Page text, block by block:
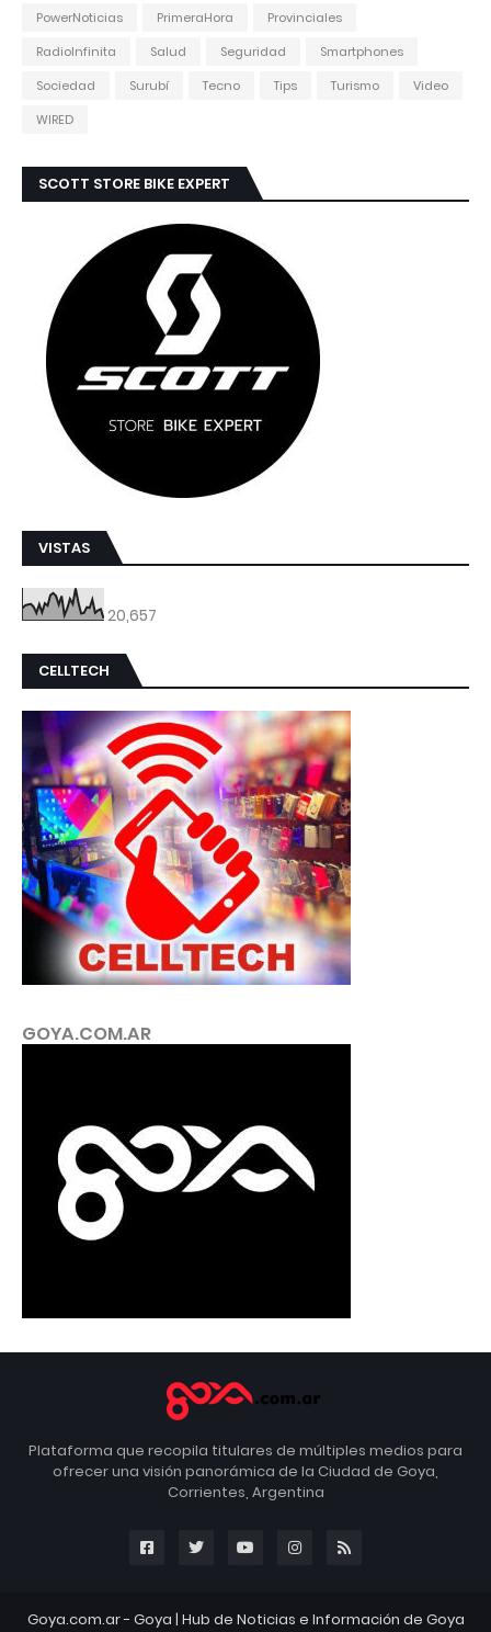
PowerNoticias
PrimeraHora
Provinciales
RadioInfinita
Salud Seguridad
Smartphones
Sociedad
Surubí Tecno Tips Turismo
Video
WIRED
SCOTT STORE BIKE EXPERT
VISTAS
20,657
CELLTECH
GOYA.COM.AR
Plataforma que recopila titulares de múltiples medios para
ofrecer una visión panorámica de la Ciudad de Goya,
Corrientes, Argentina
Goya.com.ar - Goya | Hub de Noticias e Información de Goya